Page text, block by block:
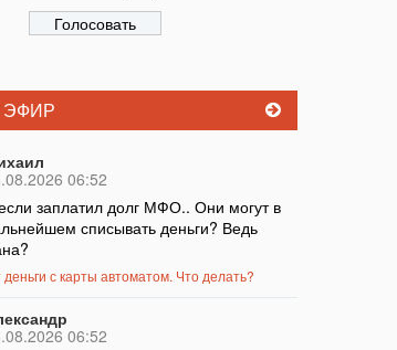
06:52
заплатил долг МФО.. Они могут в
списывать деньги? Ведь
с карты автоматом. Что делать?
06:52